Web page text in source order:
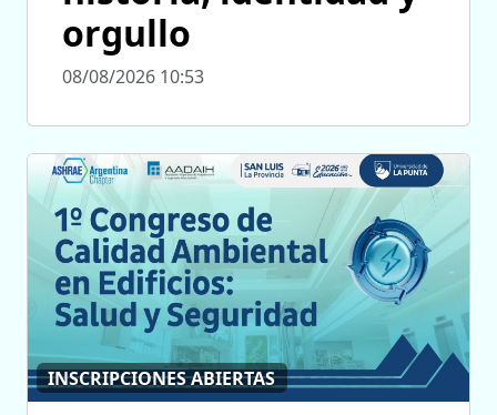
orgullo
08/08/2026 10:53
INSCRIPCIONES ABIERTAS